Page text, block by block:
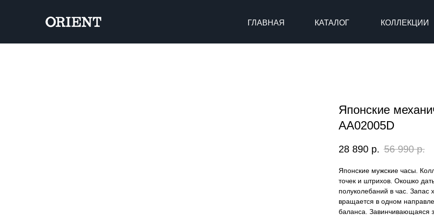
КОЛЛЕКЦИИ
КАТАЛОГ
ГЛАВНАЯ
Японские
AA02005D
28 890 р. 56 990 р.
Японские мужские часы.
точек и штрихов. Окошко
полуколебаний в час. Запас
вращается в одном
баланса. Завинчивающаяся